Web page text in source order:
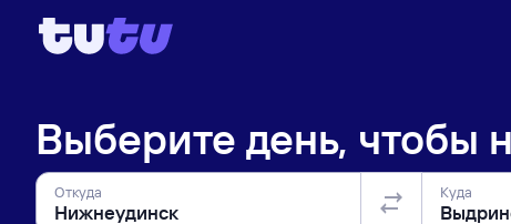
Выберите день, чтобы
Откуда Куда